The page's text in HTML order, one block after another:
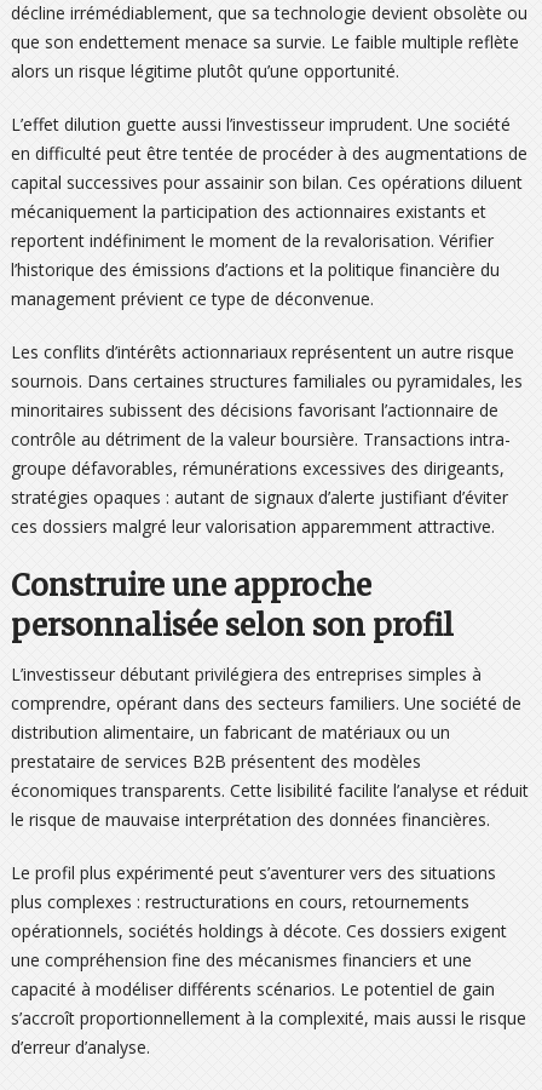
décline irrémédiablement, que sa technologie devient obsolète ou
que son endettement menace sa survie. Le faible multiple reflète
alors un risque légitime plutôt qu’une opportunité.
L’effet dilution guette aussi l’investisseur imprudent. Une société
en difficulté peut être tentée de procéder à des augmentations de
capital successives pour assainir son bilan. Ces opérations diluent
mécaniquement la participation des actionnaires existants et
reportent indéfiniment le moment de la revalorisation. Vérifier
l’historique des émissions d’actions et la politique financière du
management prévient ce type de déconvenue.
Les conflits d’intérêts actionnariaux représentent un autre risque
sournois. Dans certaines structures familiales ou pyramidales, les
minoritaires subissent des décisions favorisant l’actionnaire de
contrôle au détriment de la valeur boursière. Transactions intra-
groupe défavorables, rémunérations excessives des dirigeants,
stratégies opaques : autant de signaux d’alerte justifiant d’éviter
ces dossiers malgré leur valorisation apparemment attractive.
Construire une approche
personnalisée selon son profil
L’investisseur débutant privilégiera des entreprises simples à
comprendre, opérant dans des secteurs familiers. Une société de
distribution alimentaire, un fabricant de matériaux ou un
prestataire de services B2B présentent des modèles
économiques transparents. Cette lisibilité facilite l’analyse et réduit
le risque de mauvaise interprétation des données financières.
Le profil plus expérimenté peut s’aventurer vers des situations
plus complexes : restructurations en cours, retournements
opérationnels, sociétés holdings à décote. Ces dossiers exigent
une compréhension fine des mécanismes financiers et une
capacité à modéliser différents scénarios. Le potentiel de gain
s’accroît proportionnellement à la complexité, mais aussi le risque
d’erreur d’analyse.